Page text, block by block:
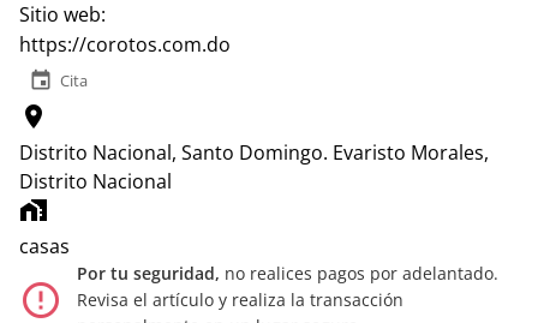
Sitio web:
https://corotos.com.do
event Cita
location_on
Distrito Nacional, Santo Domingo. Evaristo Morales,
Distrito Nacional
home_work
casas
error_outline
Por tu seguridad, no realices pagos por adelantado.
Revisa el artículo y realiza la transacción